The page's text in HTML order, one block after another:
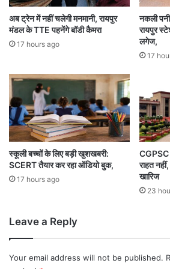
र
का
;
री
पु
लि
स
ब
ल
तै
ने
प
गी
र्र
वा
ई
:
मं
त्री
रा
र
ने
ता
अब ट्रेन में नहीं चलेगी मनमानी, रायपुर
मंडल के TTE पहनेंगे बॉडी कैमरा
17 hours ago
नकली
रायपुर
लगेज,
17
स्कूली बच्चों के लिए बड़ी खुशखबरी:
SCERT तैयार कर रहा ऑडियो बुक,
17 hours ago
CGPSC
राहत
खारिज
23
Leave a Reply
Your email address will not be published.